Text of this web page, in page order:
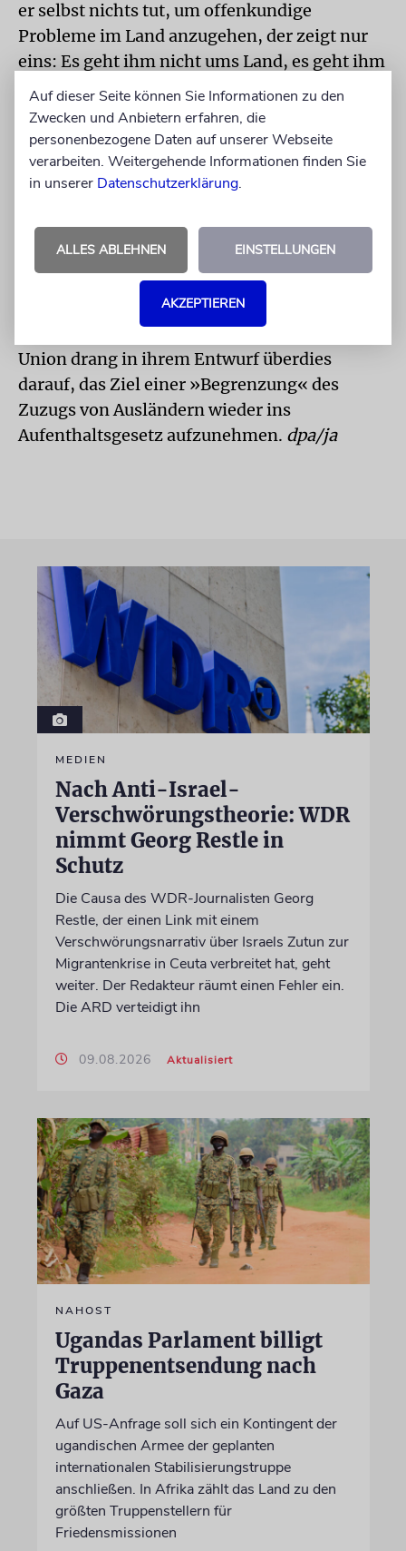
er selbst nichts tut, um offenkundige
Probleme im Land anzugehen, der zeigt nur
eins: Es geht ihm nicht ums Land, es geht ihm
nur um sich selbst«, sagte Kubicki.
Kern des Gesetzentwurfs war eine Aussetzung
des Familiennachzugs zu Geflüchteten mit
eingeschränktem Schutzstatus. Zu dieser
Syrerinnen und Syrer. Außerdem sollten die
Befugnisse der Bundespolizei erweitert
werden. Sie sollte, wenn sie etwa an
Bahnhöfen Ausreisepflichtige antrifft, selbst
für eine Abschiebung sorgen können. Die
Union drang in ihrem Entwurf überdies
darauf, das Ziel einer »Begrenzung« des
Zuzugs von Ausländern wieder ins
Aufenthaltsgesetz aufzunehmen. dpa/ja
MEDIEN
Nach Anti-Israel-
Verschwörungstheorie: WDR
nimmt Georg Restle in
Schutz
Die Causa des WDR-Journalisten Georg
Restle, der einen Link mit einem
Verschwörungsnarrativ über Israels Zutun zur
Migrantenkrise in Ceuta verbreitet hat, geht
weiter. Der Redakteur räumt einen Fehler ein.
Die ARD verteidigt ihn
09.08.2026 Aktualisiert
NAHOST
Ugandas Parlament billigt
Truppenentsendung nach
Gaza
Auf US-Anfrage soll sich ein Kontingent der
ugandischen Armee der geplanten
internationalen Stabilisierungstruppe
anschließen. In Afrika zählt das Land zu den
größten Truppenstellern für
Friedensmissionen
Auf dieser Seite können Sie Informationen zu den
Zwecken und Anbietern erfahren, die
personenbezogene Daten auf unserer Webseite
verarbeiten. Weitergehende Informationen finden Sie
in unserer Datenschutzerklärung.
ALLES ABLEHNEN EINSTELLUNGEN
AKZEPTIEREN